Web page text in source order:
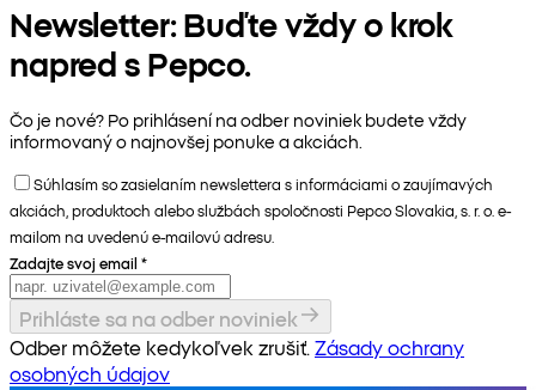
Newsletter: Buďte vždy o krok
napred s Pepco.
Čo je nové? Po prihlásení na odber noviniek budete vždy
informovaný o najnovšej ponuke a akciách.
Súhlasím so zasielaním newslettera s informáciami o zaujímavých
akciách, produktoch alebo službách spoločnosti Pepco Slovakia, s. r. o. e-
mailom na uvedenú e-mailovú adresu.
Zadajte svoj email *
Prihláste sa na odber noviniek
Odber môžete kedykoľvek zrušiť. Zásady ochrany
osobných údajov